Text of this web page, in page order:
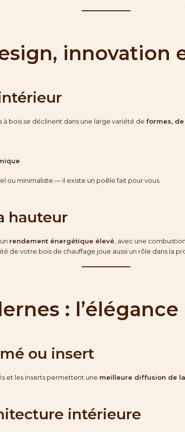
innovation
à bois se déclinent dans une large variété de formes,
ou minimaliste — il existe un poêle fait pour vous.
hauteur
rendement énergétique élevé, avec une
de votre bois de chauffage joue aussi un rôle dans la
:
ou insert
et les inserts permettent une meilleure diffusion de
intérieure